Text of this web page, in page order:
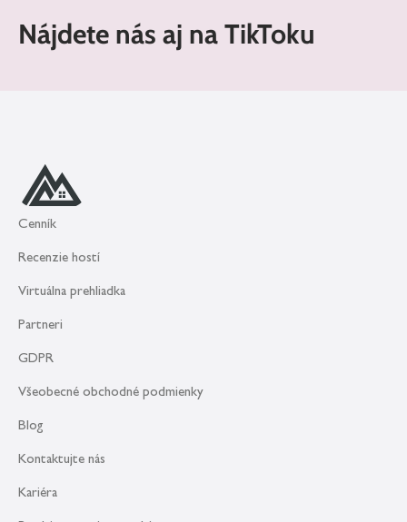
Nájdete nás aj na TikToku
Cenník
Recenzie hostí
Virtuálna prehliadka
Partneri
GDPR
Všeobecné obchodné podmienky
Blog
Kontaktujte nás
Kariéra